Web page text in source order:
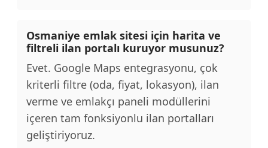
Osmaniye emlak sitesi için harita ve
filtreli ilan portalı kuruyor musunuz?
Evet. Google Maps entegrasyonu, çok
kriterli filtre (oda, fiyat, lokasyon), ilan
verme ve emlakçı paneli modüllerini
içeren tam fonksiyonlu ilan portalları
geliştiriyoruz.